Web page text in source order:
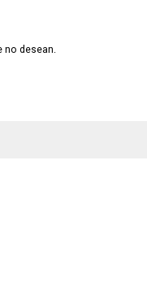
no desean.